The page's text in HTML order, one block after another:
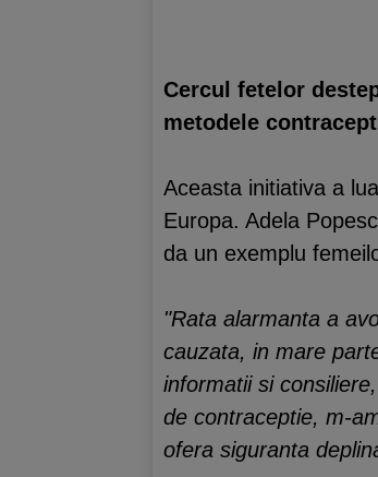
Cercul fetelor
metodele
Aceasta initiativa a
Europa. Adela
da un exemplu
"Rata alarmanta a
cauzata, in mare
informatii si
de contraceptie, m-
ofera siguranta